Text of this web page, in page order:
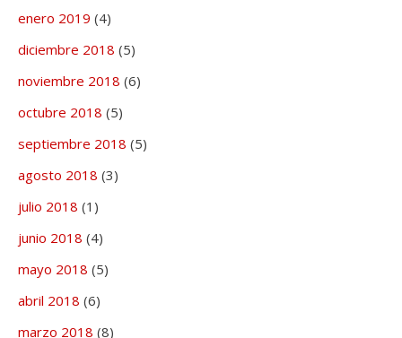
enero 2019 (4)
diciembre 2018 (5)
noviembre 2018 (6)
octubre 2018 (5)
septiembre 2018 (5)
agosto 2018 (3)
julio 2018 (1)
junio 2018 (4)
mayo 2018 (5)
abril 2018 (6)
marzo 2018 (8)